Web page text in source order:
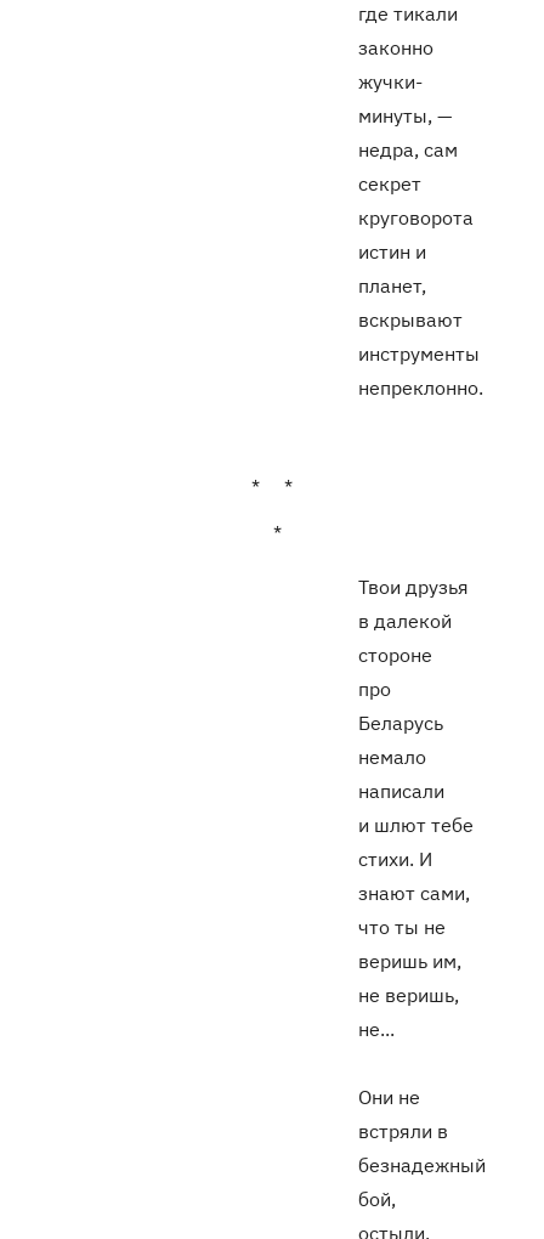
где тикали
законно
жучки-
минуты, —
недра, сам
секрет
круговорота
истин и
планет,
вскрывают
инструменты
непреклонно.
* *
*
Твои друзья
в далекой
стороне
про
Беларусь
немало
написали
и шлют тебе
стихи. И
знают сами,
что ты не
веришь им,
не веришь,
не...
Они не
встряли в
безнадежный
бой,
остыли,